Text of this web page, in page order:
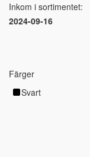
Inkom i sortimentet:
2024-09-16
Färger
Svart